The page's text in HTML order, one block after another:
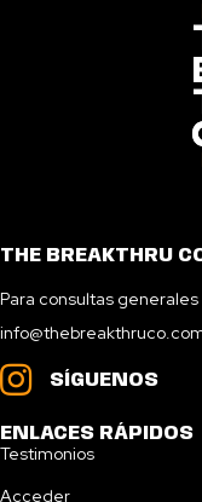
THE BREAKTHRU
Para consultas
SÍGUENOS
ENLACES RÁPIDOS
Testimonios
Acceder